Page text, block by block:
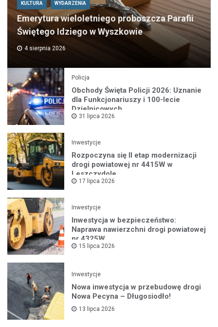
KULTURA WYDARZENIA
Emerytura wieloletniego proboszcza Parafii
Świętego Idziego w Wyszkowie
4 sierpnia 2026
Policja
Obchody Święta Policji 2026: Uznanie
dla Funkcjonariuszy i 100-lecie
Dzielnicowych
31 lipca 2026
Inwestycje
Rozpoczyna się II etap modernizacji
drogi powiatowej nr 4415W w
Leszczydole
17 lipca 2026
Inwestycje
Inwestycja w bezpieczeństwo:
Naprawa nawierzchni drogi powiatowej
nr 4325W
15 lipca 2026
Inwestycje
Nowa inwestycja w przebudowę drogi
Nowa Pecyna – Długosiodło!
13 lipca 2026